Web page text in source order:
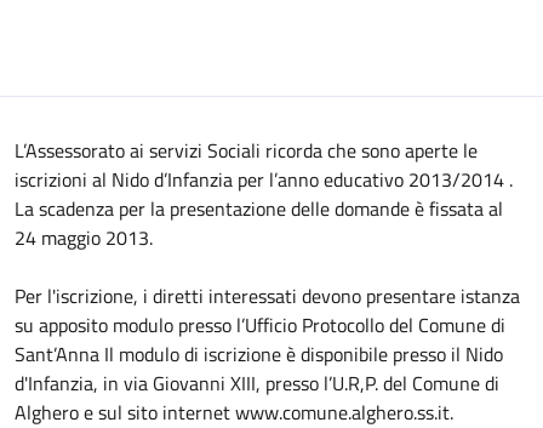
L’Assessorato ai servizi Sociali ricorda che sono aperte le
iscrizioni al Nido d’Infanzia per l’anno educativo 2013/2014 .
La scadenza per la presentazione delle domande è fissata al
24 maggio 2013.
Per l'iscrizione, i diretti interessati devono presentare istanza
su apposito modulo presso l’Ufficio Protocollo del Comune di
Sant’Anna Il modulo di iscrizione è disponibile presso il Nido
d'Infanzia, in via Giovanni XIII, presso l’U.R,P. del Comune di
Alghero e sul sito internet www.comune.alghero.ss.it.